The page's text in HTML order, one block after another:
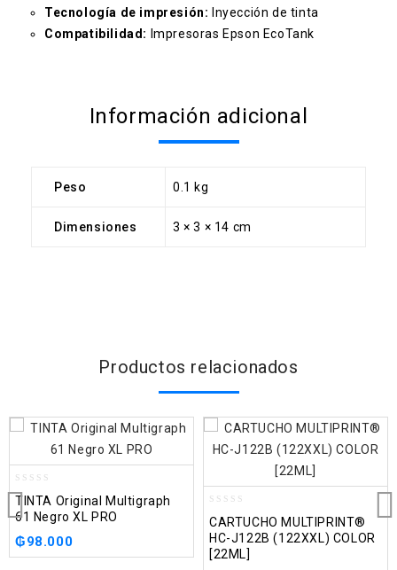
Tecnología de impresión: Inyección de tinta
Compatibilidad: Impresoras Epson EcoTank
Información adicional
Peso 0.1 kg
Dimensiones 3 × 3 × 14 cm
Productos relacionados
0
out
of
5
TINTA Original Multigraph
61 Negro XL PRO
₲98.000
out
of
5
CARTUCHO MULTIPRINT®
HC-J122B (122XXL) COLOR
[22ML]